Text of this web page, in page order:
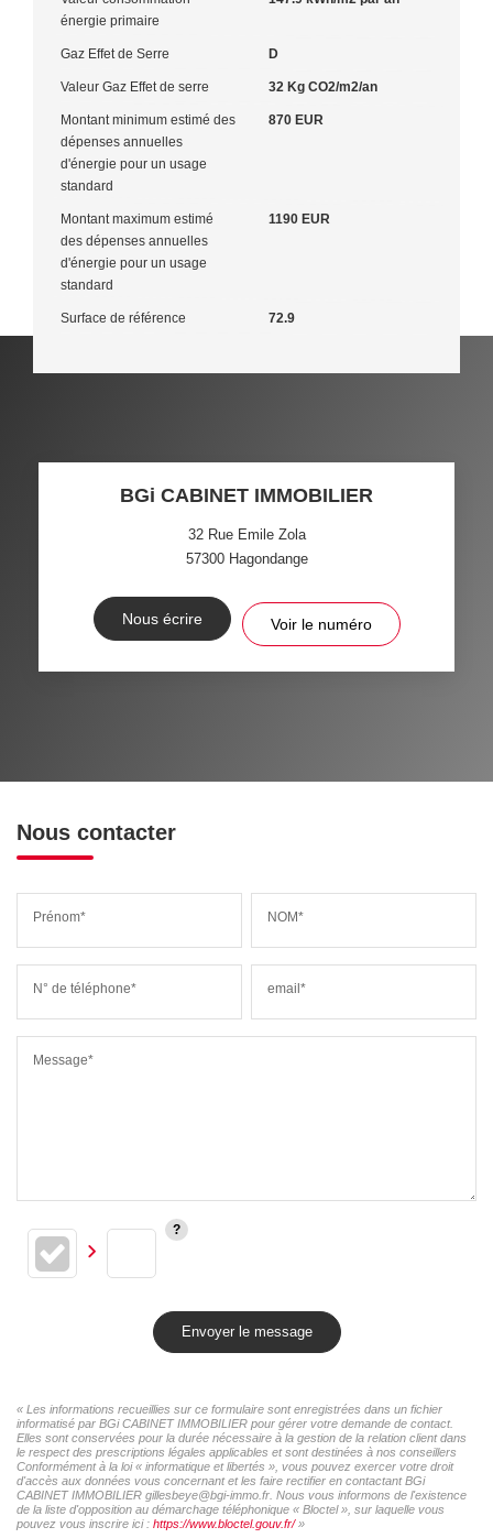
énergie primaire
Gaz Effet de Serre D
Valeur Gaz Effet de serre 32 Kg CO2/m2/an
Montant minimum estimé des
dépenses annuelles
d'énergie pour un usage
standard
870 EUR
Montant maximum estimé
des dépenses annuelles
d'énergie pour un usage
standard
1190 EUR
Surface de référence 72.9
BGi CABINET IMMOBILIER
32 Rue Emile Zola
57300 Hagondange
Nous écrire Voir le numéro
Nous contacter
Prénom* NOM*
N° de téléphone* email*
Message*
Envoyer le message
« Les informations recueillies sur ce formulaire sont enregistrées dans un fichier
informatisé par BGi CABINET IMMOBILIER pour gérer votre demande de contact.
Elles sont conservées pour la durée nécessaire à la gestion de la relation client dans
le respect des prescriptions légales applicables et sont destinées à nos conseillers
Conformément à la loi « informatique et libertés », vous pouvez exercer votre droit
d'accès aux données vous concernant et les faire rectifier en contactant BGi
CABINET IMMOBILIER gillesbeye@bgi-immo.fr. Nous vous informons de l'existence
de la liste d'opposition au démarchage téléphonique « Bloctel », sur laquelle vous
pouvez vous inscrire ici : https://www.bloctel.gouv.fr/»